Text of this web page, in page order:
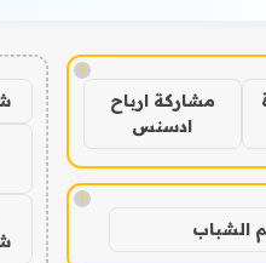
!
مشاركة ارباح
ادسنس
!
الشباب